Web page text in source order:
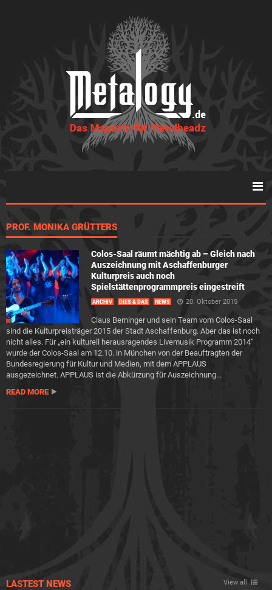
PROF. MONIKA GRÜTTERS
Colos-Saal räumt mächtig ab – Gleich nach
Auszeichnung mit Aschaffenburger
Kulturpreis auch noch
Spielstättenprogrammpreis eingestreift
ARCHIV DIES & DAS NEWS 20. Oktober 2015
Claus Berninger und sein Team vom Colos-Saal
sind die Kulturpreisträger 2015 der Stadt Aschaffenburg. Aber das ist noch
nicht alles. Für „ein kulturell herausragendes Livemusik Programm 2014“
wurde der Colos-Saal am 12.10. in München von der Beauftragten der
Bundesregierung für Kultur und Medien, mit dem APPLAUS
ausgezeichnet. APPLAUS ist die Abkürzung für Auszeichnung...
READ MORE
LASTEST NEWS View all